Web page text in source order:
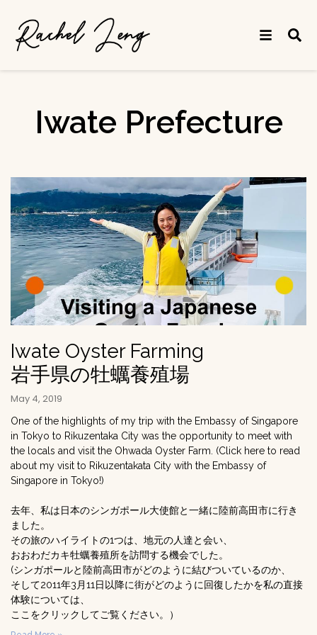
Iwate Prefecture
Iwate Oyster Farming
岩手県の牡蠣養殖場
May 4, 2019
One of the highlights of my trip with the Embassy of Singapore
in Tokyo to Rikuzentaka City was the opportunity to meet with
the locals and visit the Ohwada Oyster Farm. (Click here to read
about my visit to Rikuzentakata City with the Embassy of
Singapore in Tokyo!)
去年、私は日本のシンガポール大使館と一緒に陸前高田市に行き
ました。
その旅のハイライトの1つは、地元の人達と会い、
おおわだカキ牡蠣養殖所を訪問する機会でした。
(シンガポールと陸前高田市がどのように結びついているのか、
そして2011年3月11日以降に街がどのように回復したかを私の直接
体験については、
ここをクリックしてご覧ください。）